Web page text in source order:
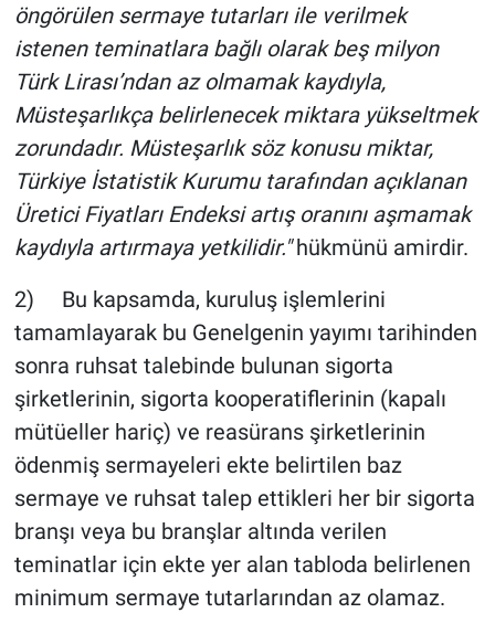
öngörülen sermaye tutarları ile verilmek
istenen teminatlara bağlı olarak beş milyon
Türk Lirası’ndan az olmamak kaydıyla,
Müsteşarlıkça belirlenecek miktara yükseltmek
zorundadır. Müsteşarlık söz konusu miktar,
Türkiye İstatistik Kurumu tarafından açıklanan
Üretici Fiyatları Endeksi artış oranını aşmamak
kaydıyla artırmaya yetkilidir."hükmünü amirdir.
2) Bu kapsamda, kuruluş işlemlerini
tamamlayarak bu Genelgenin yayımı tarihinden
sonra ruhsat talebinde bulunan sigorta
şirketlerinin, sigorta kooperatiflerinin (kapalı
mütüeller hariç) ve reasürans şirketlerinin
ödenmiş sermayeleri ekte belirtilen baz
sermaye ve ruhsat talep ettikleri her bir sigorta
branşı veya bu branşlar altında verilen
teminatlar için ekte yer alan tabloda belirlenen
minimum sermaye tutarlarından az olamaz.